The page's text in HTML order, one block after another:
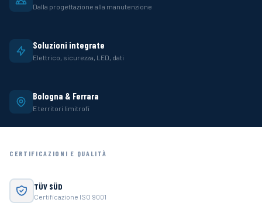
Dalla progettazione alla manutenzione
Soluzioni integrate
Elettrico, sicurezza, LED, dati
Bologna & Ferrara
E territori limitrofi
CERTIFICAZIONI E QUALITÀ
TÜV SÜD
Certificazione ISO 9001